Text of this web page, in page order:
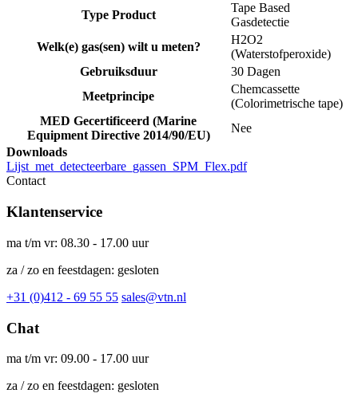
Type Product
Tape Based
Gasdetectie
Welk(e) gas(sen) wilt u meten?
H2O2
(Waterstofperoxide)
Gebruiksduur
30 Dagen
Meetprincipe
Chemcassette
(Colorimetrische tape)
MED Gecertificeerd (Marine
Equipment Directive 2014/90/EU)
Nee
Downloads
Lijst_met_detecteerbare_gassen_SPM_Flex.pdf
Contact
Klantenservice
ma t/m vr: 08.30 - 17.00 uur
za / zo en feestdagen: gesloten
+31 (0)412 - 69 55 55 sales@vtn.nl
Chat
ma t/m vr: 09.00 - 17.00 uur
za / zo en feestdagen: gesloten